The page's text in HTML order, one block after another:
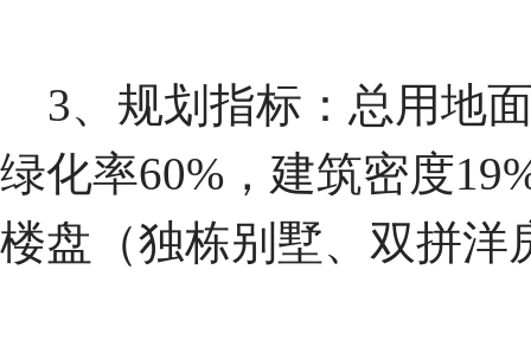
3、规划指标：总用地
绿化率60%，建筑密度
楼盘（独栋别墅、双拼洋